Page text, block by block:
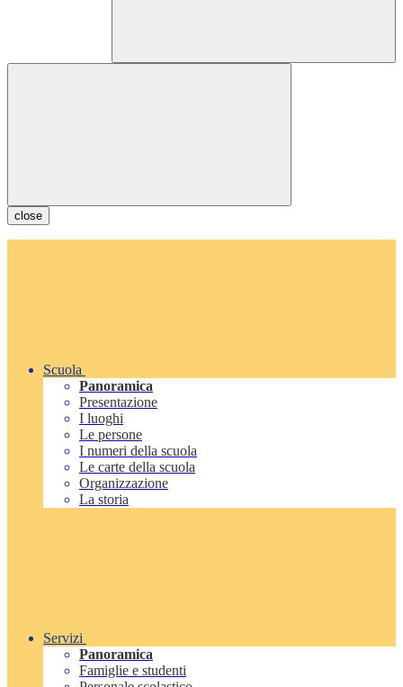
close
Scuola
Panoramica
Presentazione
I luoghi
Le persone
I numeri della scuola
Le carte della scuola
Organizzazione
La storia
Servizi
Panoramica
Famiglie e studenti